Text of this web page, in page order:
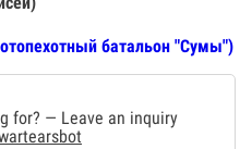
батальон "Сумы")
for? — Leave an inquiry